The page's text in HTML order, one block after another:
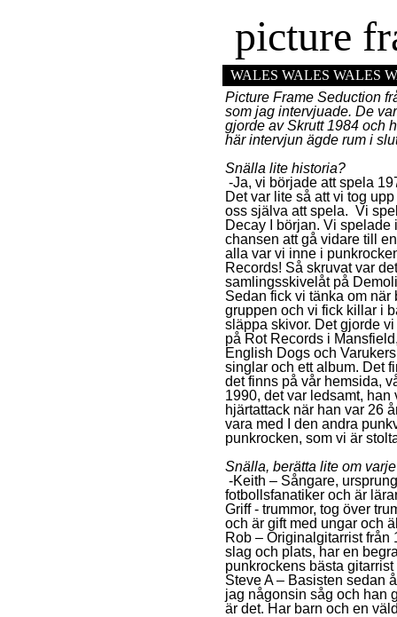
picture
WALES WALES WALES
Picture Frame Seduction
som jag intervjuade. De
gjorde av Skrutt 1984 och
här intervjun ägde rum i
Snälla lite historia?
-Ja, vi började att spela
Det var lite så att vi tog
oss själva att spela. Vi
Decay I början. Vi
chansen att gå vidare till
alla var vi inne i
Records! Så skruvat var
samlingsskivelåt på
Sedan fick vi tänka om
gruppen och vi fick killar i
släppa skivor. Det gjorde
på Rot Records i
English Dogs och
singlar och ett album. Det
det finns på vår hemsida,
1990, det var ledsamt,
hjärtattack när han var 26
vara med I den andra
punkrocken, som vi är
Snälla, berätta lite om
-Keith – Sångare,
fotbollsfanatiker och är
Griff - trummor, tog över
och är gift med ungar och
Rob – Originalgitarrist från
slag och plats, har en
punkrockens bästa gitarrist
Steve A – Basisten sedan
jag någonsin såg och han
är det. Har barn och en